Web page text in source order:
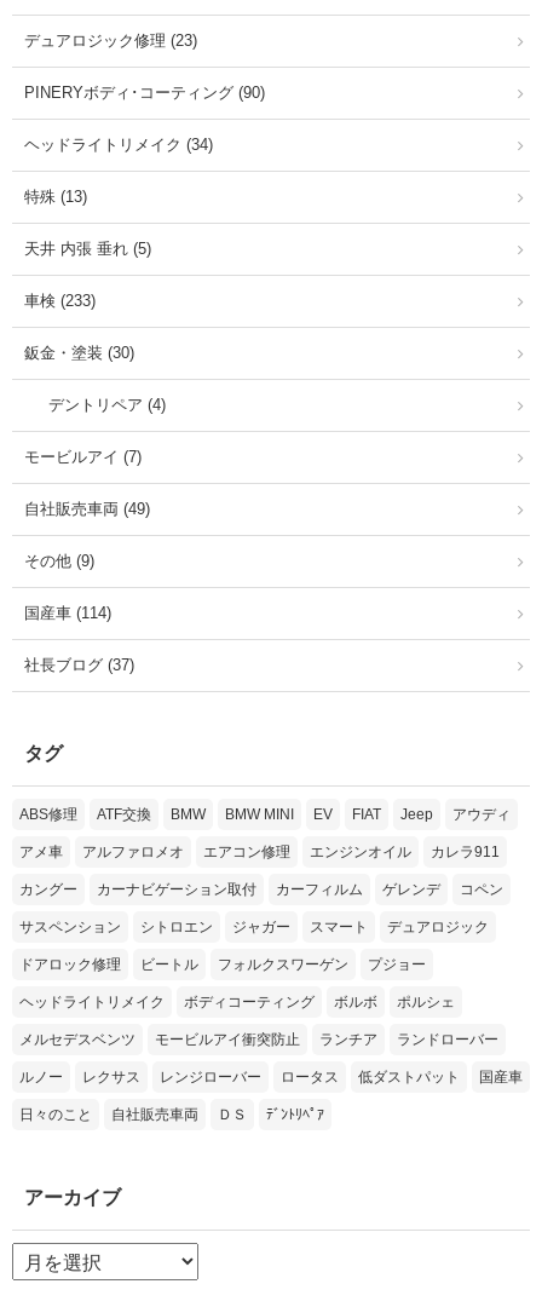
デュアロジック修理 (23)
PINERYボディ･コーティング (90)
ヘッドライトリメイク (34)
特殊 (13)
天井 内張 垂れ (5)
車検 (233)
鈑金・塗装 (30)
デントリペア (4)
モービルアイ (7)
自社販売車両 (49)
その他 (9)
国産車 (114)
社長ブログ (37)
タグ
ABS修理 ATF交換 BMW BMW MINI EV FIAT Jeep アウディ
アメ車 アルファロメオ エアコン修理 エンジンオイル カレラ911
カングー カーナビゲーション取付 カーフィルム ゲレンデ コペン
サスペンション シトロエン ジャガー スマート デュアロジック
ドアロック修理 ビートル フォルクスワーゲン プジョー
ヘッドライトリメイク ボディコーティング ボルボ ポルシェ
メルセデスベンツ モービルアイ衝突防止 ランチア ランドローバー
ルノー レクサス レンジローバー ロータス 低ダストパット 国産車
日々のこと 自社販売車両 ＤＳ ﾃﾞﾝﾄﾘﾍﾟｱ
アーカイブ
ア
ー